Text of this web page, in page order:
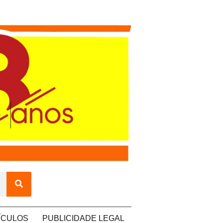
PUBLICIDADE LEGAL